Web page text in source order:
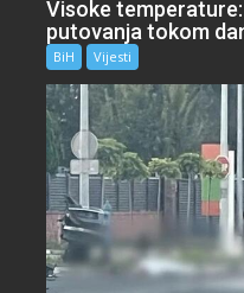
Visoke
putovanja tokom
BiH Vijesti